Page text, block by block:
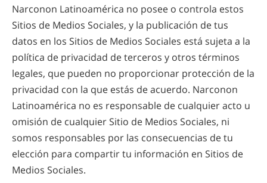
Narconon Latinoamérica no posee o controla estos
Sitios de Medios Sociales, y la publicación de tus
datos en los Sitios de Medios Sociales está sujeta a la
política de privacidad de terceros y otros términos
legales, que pueden no proporcionar protección de la
privacidad con la que estás de acuerdo. Narconon
Latinoamérica no es responsable de cualquier acto u
omisión de cualquier Sitio de Medios Sociales, ni
somos responsables por las consecuencias de tu
elección para compartir tu información en Sitios de
Medios Sociales.